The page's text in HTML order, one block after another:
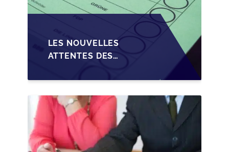
LES NOUVELLES
ATTENTES DES
TRANSMISSION DES
PME BELGES